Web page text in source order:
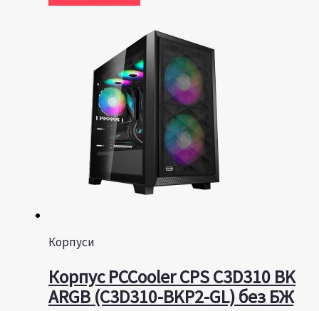
Корпуси
Корпус PCCooler CPS C3D310 BK
ARGB (C3D310-BKP2-GL) без БЖ